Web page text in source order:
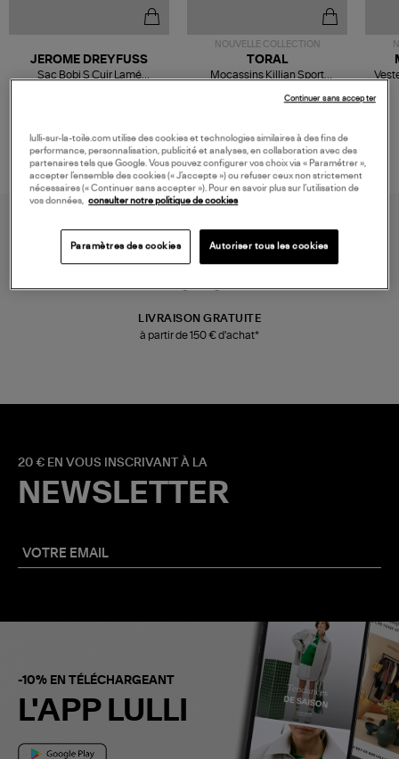
JEROME DREYFUSS
Sac Bobi S Cuir Lamé
NOUVELLE COLLECTION
TORAL
Mocassins Killian Sport
LIVRAISON GRATUITE
à partir de 150 € d'achat*
20 € EN VOUS INSCRIVANT À LA
NEWSLETTER
-10% EN TÉLÉCHARGEANT
L'APP LULLI
lulli-sur-la-toile.com utilise des cookies et technologies similaires à des fins de
performance, personnalisation, publicité et analyses, en collaboration avec des
partenaires tels que Google. Vous pouvez configurer vos choix via « Paramétrer »,
accepter l’ensemble des cookies (« J’accepte ») ou refuser ceux non strictement
nécessaires (« Continuer sans accepter »). Pour en savoir plus sur l’utilisation de
vos données, consulter notre politique de cookies
Paramètres des cookies Autoriser tous les cookies
Continuer sans accepter